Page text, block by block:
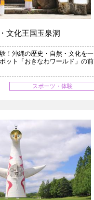
文化王国玉泉洞
！沖縄の歴史・自然・文化を一
ット「おきなわワールド」の前
スポーツ・体験